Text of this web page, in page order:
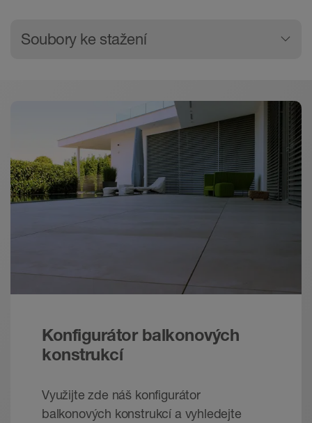
Všeobecné Informace o
Soubory ke stažení
Schlüter-Systems – Osvědčená řešení
problémů v zahradnictví a krajinářství.
Nejlepší základ pro Vaši práci.
Brožura - © Schlueter-Systems
PDF – 2,61 MB
Schlüter-BARA-RTKE /-RTKEG | Technický
Technický list výrobku - © Schlüter-Systems
PDF – 266,2 KB
Konfigurátor balkonových
konstrukcí
Využijte zde náš konfigurátor
balkonových konstrukcí a vyhledejte